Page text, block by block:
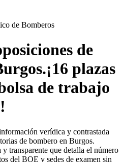
de Bomberos
de
.¡16 plazas
de trabajo
verídica y contrastada
de bombero en Burgos.
transparente que detalla el número
del BOE y sedes de examen sin